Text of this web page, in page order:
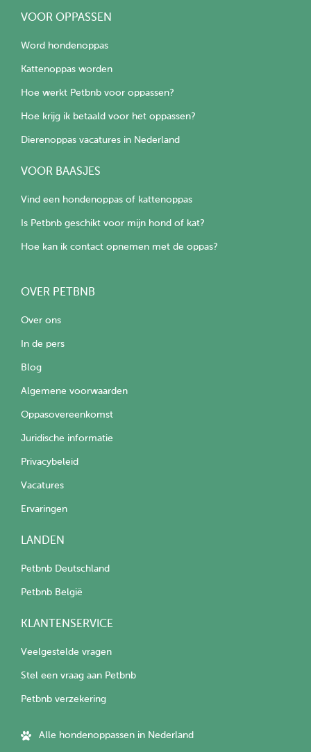
VOOR OPPASSEN
Word hondenoppas
Kattenoppas worden
Hoe werkt Petbnb voor oppassen?
Hoe krijg ik betaald voor het oppassen?
Dierenoppas vacatures in Nederland
VOOR BAASJES
Vind een hondenoppas of kattenoppas
Is Petbnb geschikt voor mijn hond of kat?
Hoe kan ik contact opnemen met de oppas?
OVER PETBNB
Over ons
In de pers
Blog
Algemene voorwaarden
Oppasovereenkomst
Juridische informatie
Privacybeleid
Vacatures
Ervaringen
LANDEN
Petbnb Deutschland
Petbnb België
KLANTENSERVICE
Veelgestelde vragen
Stel een vraag aan Petbnb
Petbnb verzekering
Alle hondenoppassen in Nederland